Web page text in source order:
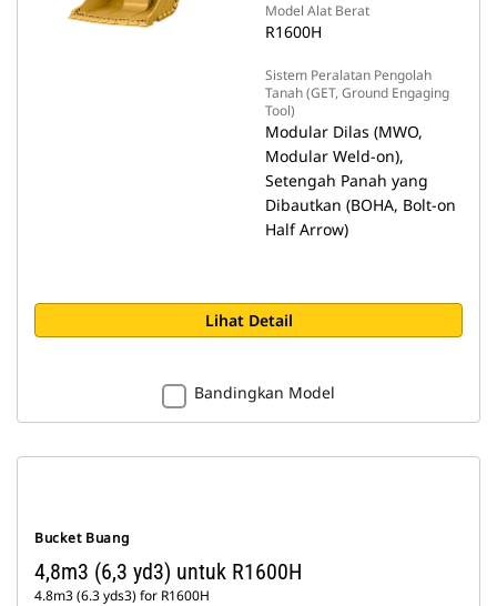
Model Alat Berat
R1600H
Sistem Peralatan Pengolah
Tanah (GET, Ground Engaging
Tool)
Modular Dilas (MWO,
Modular Weld-on),
Setengah Panah yang
Dibautkan (BOHA, Bolt-on
Half Arrow)
Lihat Detail
Bandingkan Model
Bucket Buang
4,8m3 (6,3 yd3) untuk R1600H
4.8m3 (6.3 yds3) for R1600H